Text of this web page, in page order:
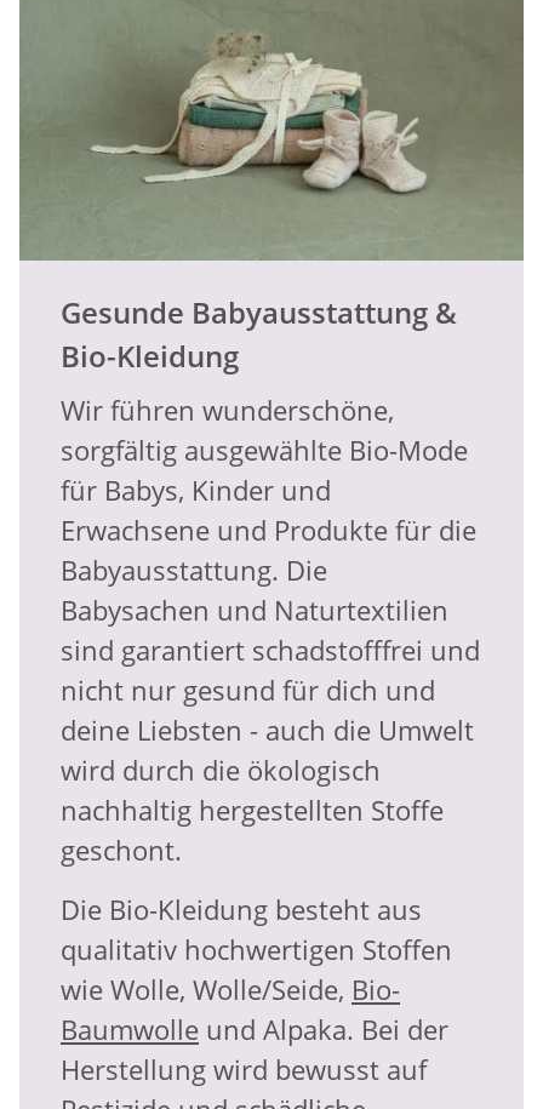
Gesunde Babyausstattung &
Bio-Kleidung
Wir führen wunderschöne,
sorgfältig ausgewählte Bio-Mode
für Babys, Kinder und
Erwachsene und Produkte für die
Babyausstattung. Die
Babysachen und Naturtextilien
sind garantiert schadstofffrei und
nicht nur gesund für dich und
deine Liebsten - auch die Umwelt
wird durch die ökologisch
nachhaltig hergestellten Stoffe
geschont.
Die Bio-Kleidung besteht aus
qualitativ hochwertigen Stoffen
wie Wolle, Wolle/Seide, Bio-
Baumwolle und Alpaka. Bei der
Herstellung wird bewusst auf